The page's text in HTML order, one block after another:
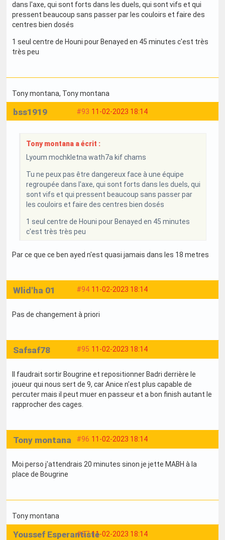
dans l'axe, qui sont forts dans les duels, qui sont vifs et qui
pressent beaucoup sans passer par les couloirs et faire des
centres bien dosés
1 seul centre de Houni pour Benayed en 45 minutes c'est très
très peu
Tony montana, Tony montana
#93 11-02-2023 18:14
bss1919
Tony montana a écrit :
Lyoum mochkletna wath7a kif chams
Tu ne peux pas être dangereux face à une équipe
regroupée dans l'axe, qui sont forts dans les duels, qui
sont vifs et qui pressent beaucoup sans passer par
les couloirs et faire des centres bien dosés
1 seul centre de Houni pour Benayed en 45 minutes
c'est très très peu
Par ce que ce ben ayed n'est quasi jamais dans les 18 metres
#94 11-02-2023 18:14
Wlid'ha 01
Pas de changement à priori
#95 11-02-2023 18:14
Safsaf78
Il faudrait sortir Bougrine et repositionner Badri derrière le
joueur qui nous sert de 9, car Anice n'est plus capable de
percuter mais il peut muer en passeur et a bon finish autant le
rapprocher des cages.
#96 11-02-2023 18:14
Tony montana
Moi perso j'attendrais 20 minutes sinon je jette MABH à la
place de Bougrine
Tony montana
#97 11-02-2023 18:14
Youssef Esperantiste